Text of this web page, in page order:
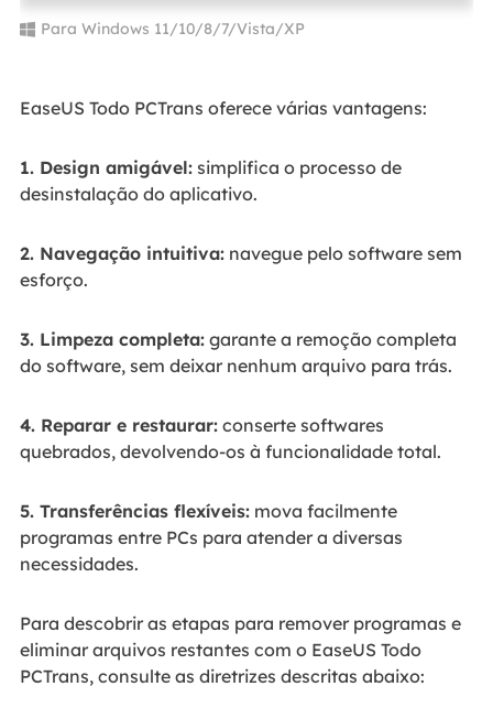
Para Windows 11/10/8/7/Vista/XP
EaseUS Todo PCTrans oferece várias vantagens:
1. Design amigável:simplifica o processo de
desinstalação do aplicativo.
2. Navegação intuitiva:navegue pelo software sem
esforço.
3. Limpeza completa:garante a remoção completa
do software, sem deixar nenhum arquivo para trás.
4. Reparar e restaurar:conserte softwares
quebrados, devolvendo-os à funcionalidade total.
5. Transferências flexíveis:mova facilmente
programas entre PCs para atender a diversas
necessidades.
Para descobrir as etapas para remover programas e
eliminar arquivos restantes com o EaseUS Todo
PCTrans, consulte as diretrizes descritas abaixo: